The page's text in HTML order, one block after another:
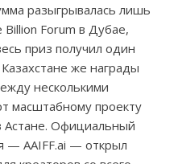
разыгрывалась лишь
Forum в Дубае,
приз получил один
же награды
несколькими
масштабному проекту
Астане. Официальный
— AAIFF.ai — открыл